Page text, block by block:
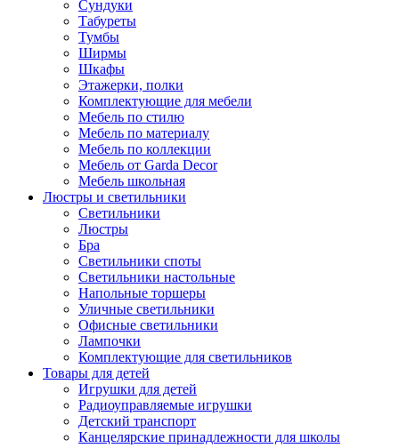
Сундуки
Табуреты
Тумбы
Ширмы
Шкафы
Этажерки, полки
Комплектующие для мебели
Мебель по стилю
Мебель по материалу
Мебель по коллекции
Мебель от Garda Decor
Мебель школьная
Люстры и светильники
Светильники
Люстры
Бра
Светильники споты
Светильники настольные
Напольные торшеры
Уличные светильники
Офисные светильники
Лампочки
Комплектующие для светильников
Товары для детей
Игрушки для детей
Радиоуправляемые игрушки
Детский транспорт
Канцелярские принадлежности для школы